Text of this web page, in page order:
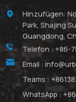
Hinzufügen:
Park, Shajing
Guangdong,
Telefon : +86-
Email :
Teams :
WhatsApp :